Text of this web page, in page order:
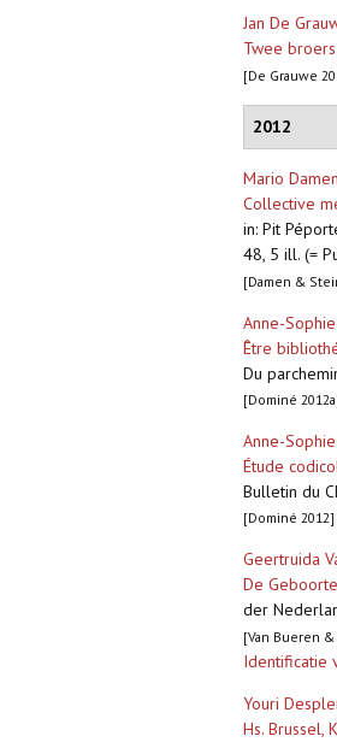
Jan De
Twee
[De Grauwe
2012
Mario Damen
Collective
in: Pit
48, 5 ill. (=
[Damen &
Anne-
Être
Du
[Dominé
Anne-
Étude
Bulletin du
[Dominé 2012]
Geertruida
De
der
[Van Bueren
Identificatie
Youri
Hs. Brussel,